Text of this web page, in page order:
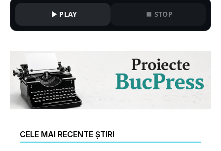
PLAY STOP
CELE MAI RECENTE ȘTIRI